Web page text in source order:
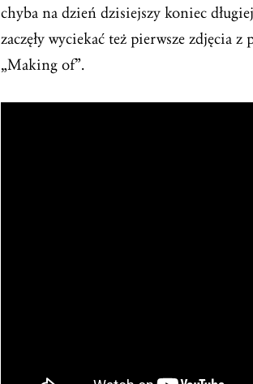
chyba na dzień dzisiejszy koniec
zaczęły wyciekać też pierwsze zdjęcia
„Making of”.